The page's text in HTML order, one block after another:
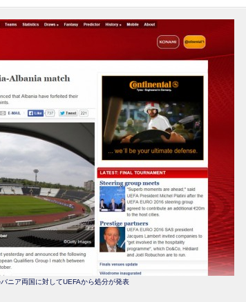
ニア両国に対してUEFAから処分が発表